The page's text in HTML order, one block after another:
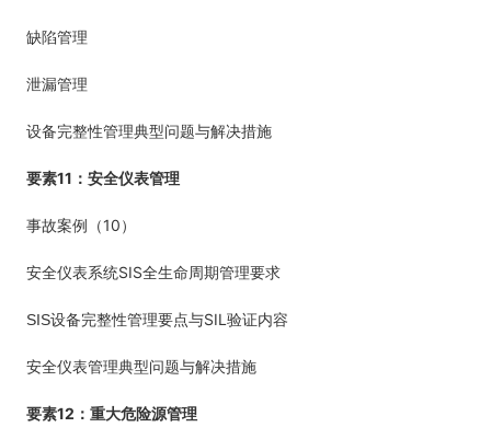
缺陷管理
泄漏管理
设备完整性管理典型问题与解决措施
要素11 ：安全仪表管理
事故案例（10）
安全仪表系统SIS全生命周期管理要求
SIS设备完整性管理要点与SIL 验证内容
安全仪表管理典型问题与解决措施
要素12 ：重大危险源管理